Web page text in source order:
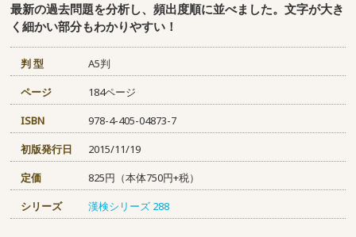
最新の過去問題を分析し、頻出度順に並べました。文字が大き
く細かい部分もわかりやすい！
判 型
A5判
ページ
184ページ
ISBN
978-4-405-04873-7
初版発行日
2015/11/19
定価
825円（本体750円+税）
シリーズ
漢検シリーズ 288